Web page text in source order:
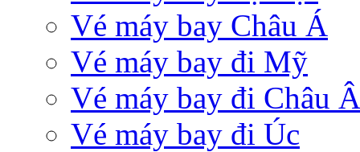
Vé máy bay Châu Á
Vé máy bay đi Mỹ
Vé máy bay đi Châu
Vé máy bay đi Úc